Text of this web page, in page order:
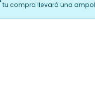
tu compra llevará una